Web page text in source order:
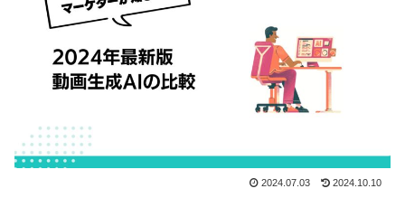
2024.07.03 2024.10.10